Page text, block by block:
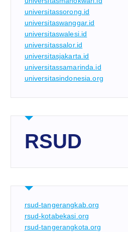
universitassorong.id
universitaswanggar.id
universitaswalesi.id
universitassalor.id
universitasjakarta.id
universitassamarinda.id
universitasindonesia.org
RSUD
rsud-tangerangkab.org
rsud-kotabekasi.org
rsud-tangerangkota.org